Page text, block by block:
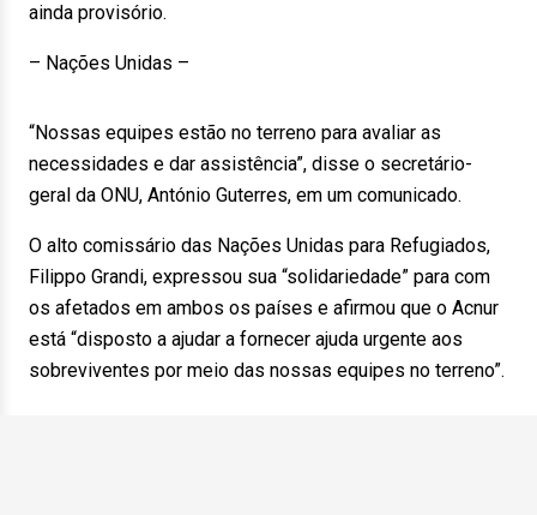
ainda provisório.
– Nações Unidas –
“Nossas equipes estão no terreno para avaliar as
necessidades e dar assistência”, disse o secretário-
geral da ONU, António Guterres, em um comunicado.
O alto comissário das Nações Unidas para Refugiados,
Filippo Grandi, expressou sua “solidariedade” para com
os afetados em ambos os países e afirmou que o Acnur
está “disposto a ajudar a fornecer ajuda urgente aos
sobreviventes por meio das nossas equipes no terreno”.